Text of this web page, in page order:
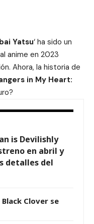
Yatsu‘ ha sido un
anime en 2023
Ahora, la historia de
in My Heart:
is Devilishly
en abril y
detalles del
Clover se